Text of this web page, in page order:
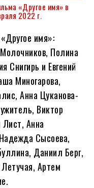
«Другое имя» в
2022 г.
имя»:
Полина
Снигирь и Евгений
Миногарова,
Анна Цуканова-
Виктор
Анна
Сысоева,
Даниил Берг,
Артем